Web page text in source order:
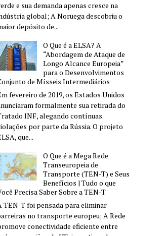
e sua demanda apenas cresce na
global; A Noruega descobriu o
depósito de...
O Que é a ELSA? A
“Abordagem de Ataque de
Longo Alcance Europeia”
para o Desenvolvimentos
de Mísseis Intermediários
fevereiro de 2019, os Estados Unidos
formalmente sua retirada do
INF, alegando contínuas
por parte da Rússia. O projeto
que...
O Que é a Mega Rede
Transeuropeia de
Transporte (TEN-T) e Seus
Benefícios | Tudo o que
Precisa Saber Sobre a TEN-T
TEN-T foi pensada para eliminar
no transporte europeu; A Rede
conectividade eficiente entre